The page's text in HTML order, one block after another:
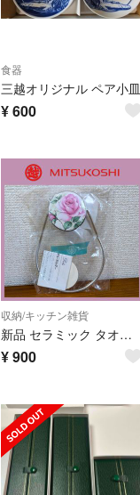
食器
三越オリジナル ペア小皿
¥600
収納/キッチン雑貨
新品 セラミック タオルハンガー バラ ガーデン リングホルダー タオル掛
¥900